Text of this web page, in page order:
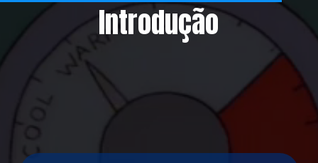
Introdução